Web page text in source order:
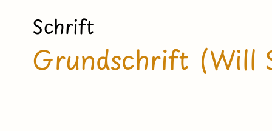
Schrift
Grundschrift (Will